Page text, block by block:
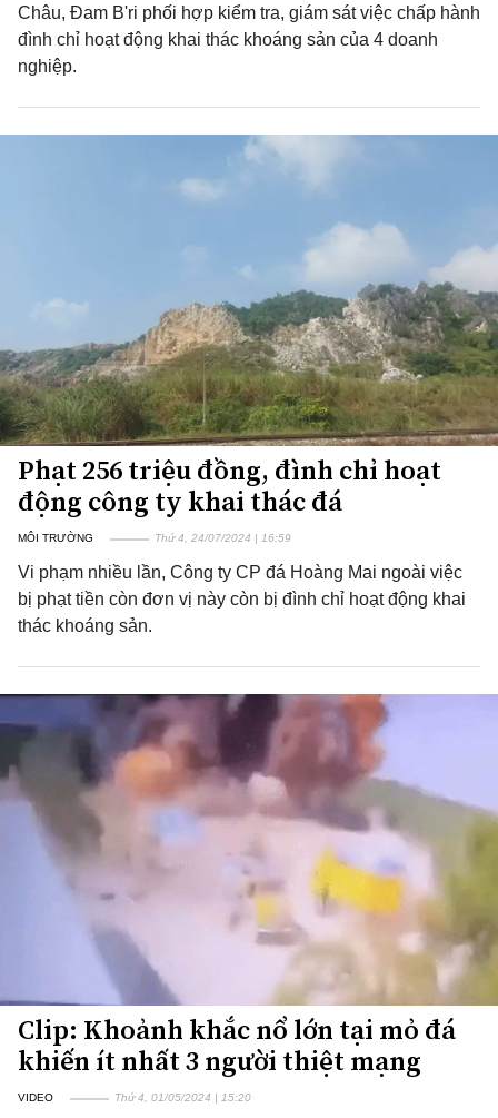
Châu, Đam B'ri phối hợp kiểm tra, giám sát việc chấp hành
đình chỉ hoạt động khai thác khoáng sản của 4 doanh
nghiệp.
Phạt 256 triệu đồng, đình chỉ hoạt
động công ty khai thác đá
MÔI TRƯỜNG Thứ 4, 24/07/2024 | 16:59
Vi phạm nhiều lần, Công ty CP đá Hoàng Mai ngoài việc
bị phạt tiền còn đơn vị này còn bị đình chỉ hoạt động khai
thác khoáng sản.
Clip: Khoảnh khắc nổ lớn tại mỏ đá
khiến ít nhất 3 người thiệt mạng
VIDEO Thứ 4, 01/05/2024 | 15:20